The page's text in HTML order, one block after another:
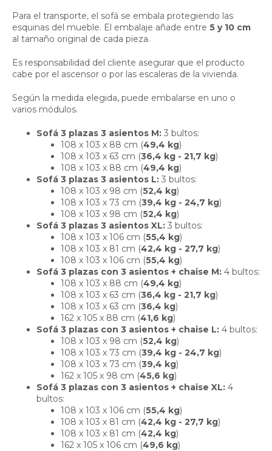
Para el transporte, el sofá se embala protegiendo las
esquinas del mueble. El embalaje añade entre 5 y 10 cm
al tamaño original de cada pieza.
Es responsabilidad del cliente asegurar que el producto
cabe por el ascensor o por las escaleras de la vivienda.
Según la medida elegida, puede embalarse en uno o
varios módulos.
Sofá 3 plazas 3 asientos M: 3 bultos:
108 x 103 x 88 cm (49,4 kg)
108 x 103 x 63 cm (36,4 kg - 21,7 kg)
108 x 103 x 88 cm (49,4 kg)
Sofá 3 plazas 3 asientos L: 3 bultos:
108 x 103 x 98 cm (52,4 kg)
108 x 103 x 73 cm (39,4 kg - 24,7 kg)
108 x 103 x 98 cm (52,4 kg)
Sofá 3 plazas 3 asientos XL: 3 bultos:
108 x 103 x 106 cm (55,4 kg)
108 x 103 x 81 cm (42,4 kg - 27,7 kg)
108 x 103 x 106 cm (55,4 kg)
Sofá 3 plazas con 3 asientos + chaise M: 4 bultos:
108 x 103 x 88 cm (49,4 kg)
108 x 103 x 63 cm (36,4 kg - 21,7 kg)
108 x 103 x 63 cm (36,4 kg)
162 x 105 x 88 cm (41,6 kg)
Sofá 3 plazas con 3 asientos + chaise L: 4 bultos:
108 x 103 x 98 cm (52,4 kg)
108 x 103 x 73 cm (39,4 kg - 24,7 kg)
108 x 103 x 73 cm (39,4 kg)
162 x 105 x 98 cm (45,6 kg)
Sofá 3 plazas con 3 asientos + chaise XL: 4
bultos:
108 x 103 x 106 cm (55,4 kg)
108 x 103 x 81 cm (42,4 kg - 27,7 kg)
108 x 103 x 81 cm (42,4 kg)
162 x 105 x 106 cm (49,6 kg)